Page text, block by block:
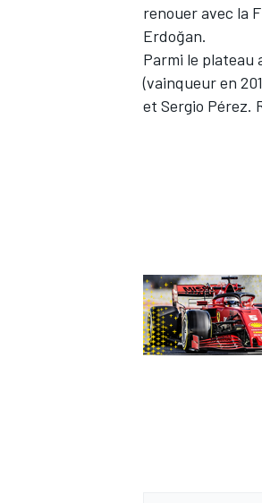
renouer avec la
Erdoğan.
Parmi le plateau
(vainqueur en
et Sergio Pérez.